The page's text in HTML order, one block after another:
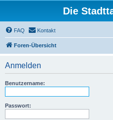
Die
FAQ Kontakt
Foren-Übersicht
Anmelden
Benutzername:
Passwort: